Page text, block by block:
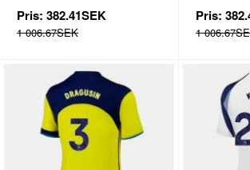
Kortärmad
Pris: 382.41SEK
1 006.67SEK
Pris:
1